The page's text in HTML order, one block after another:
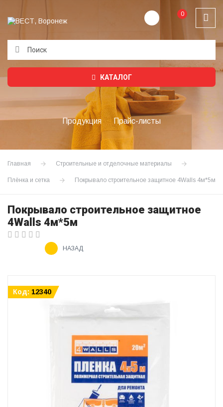
0
КАТАЛОГ
Продукция Прайс-листы
Главная Строительные и отделочные материалы
Плёнка и сетка Покрывало строительное защитное 4Walls 4м*5м
Покрывало строительное защитное
4Walls 4м*5м
НАЗАД
Код: 12340